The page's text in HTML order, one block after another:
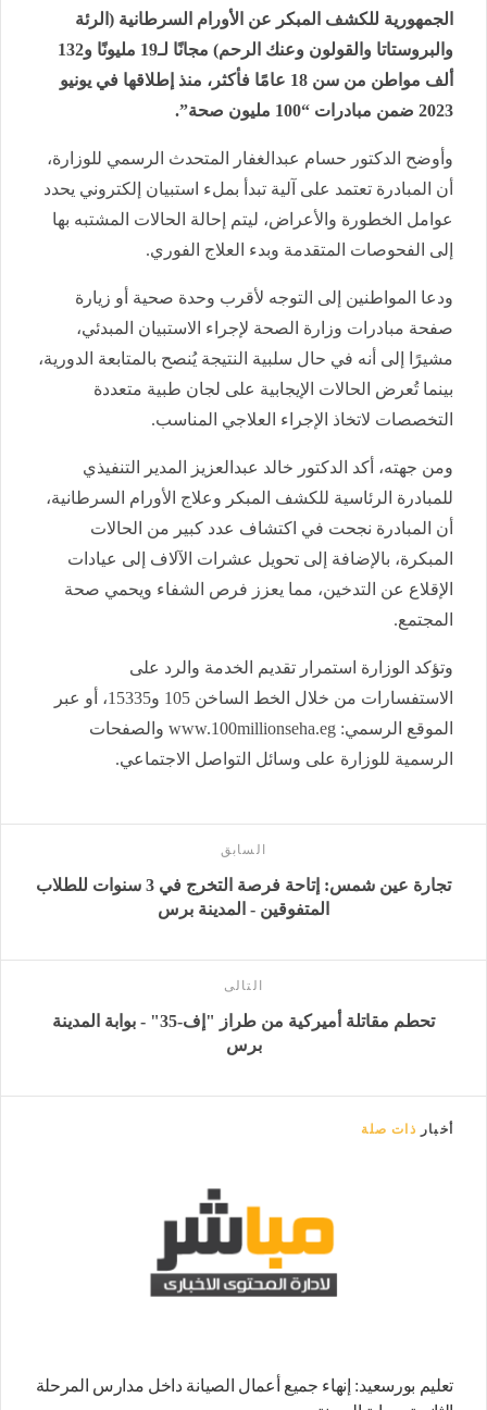
الجمهورية للكشف المبكر عن الأورام السرطانية (الرئة
والبروستاتا والقولون وعنك الرحم) مجانًا لـ19 مليونًا و132
ألف مواطن من سن 18 عامًا فأكثر، منذ إطلاقها في يونيو
2023 ضمن مبادرات “100 مليون صحة”.
وأوضح الدكتور حسام عبدالغفار المتحدث الرسمي للوزارة،
أن المبادرة تعتمد على آلية تبدأ بملء استبيان إلكتروني يحدد
عوامل الخطورة والأعراض، ليتم إحالة الحالات المشتبه بها
إلى الفحوصات المتقدمة وبدء العلاج الفوري.
ودعا المواطنين إلى التوجه لأقرب وحدة صحية أو زيارة
صفحة مبادرات وزارة الصحة لإجراء الاستبيان المبدئي،
مشيرًا إلى أنه في حال سلبية النتيجة يُنصح بالمتابعة الدورية،
بينما تُعرض الحالات الإيجابية على لجان طبية متعددة
التخصصات لاتخاذ الإجراء العلاجي المناسب.
ومن جهته، أكد الدكتور خالد عبدالعزيز المدير التنفيذي
للمبادرة الرئاسية للكشف المبكر وعلاج الأورام السرطانية،
أن المبادرة نجحت في اكتشاف عدد كبير من الحالات
المبكرة، بالإضافة إلى تحويل عشرات الآلاف إلى عيادات
الإقلاع عن التدخين، مما يعزز فرص الشفاء ويحمي صحة
المجتمع.
وتؤكد الوزارة استمرار تقديم الخدمة والرد على
الاستفسارات من خلال الخط الساخن 105 و15335، أو عبر
الموقع الرسمي: www.100millionseha.eg والصفحات
الرسمية للوزارة على وسائل التواصل الاجتماعي.
السابق
تجارة عين شمس: إتاحة فرصة التخرج في 3 سنوات للطلاب
المتفوقين - المدينة برس
التالى
تحطم مقاتلة أميركية من طراز "إف-35" - بوابة المدينة
برس
أخبار ذات صلة
تعليم بورسعيد: إنهاء جميع أعمال الصيانة داخل مدارس المرحلة